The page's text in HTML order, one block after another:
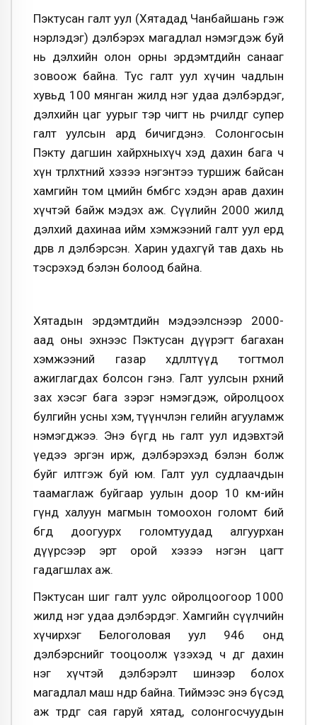
Пэктусан галт уул (Хятадад Чанбайшань гэж
нэрлэдэг) дэлбэрэх магадлал нэмэгдэж буй
нь дэлхийн олон орны эрдэмтдийн санааг
зовоож байна. Тус галт уул хүчин чадлын
хувьд 100 мянган жилд нэг удаа дэлбэрдэг,
дэлхийн цаг уурыг тэр чигт нь өөрчилдөг супер
галт уулсын ард бичигдэнэ. Солонгосын
Пэкту дагшин хайрхныхүч хэд дахин бага ч
хүн төрөлхтний хэзээ нэгэнтээ туршиж байсан
хамгийн том цөмийн бөмбөгөөс хэдэн арав дахин
хүчтэй байж мэдэх аж. Сүүлийн 2000 жилд
дэлхий дахинаа ийм хэмжээний галт уул ердөө
дөрөв л дэлбэрсэн. Харин удахгүй тав дахь нь
тэсрэхэд бэлэн болоод байна.
Хятадын эрдэмтдийн мэдээлснээр 2000-
аад оны эхнээс Пэктусан дүүрэгт багахан
хэмжээний газар хөдлөлтүүд тогтмол
ажиглагдах болсон гэнэ. Галт уулсын өрхний
зах хэсэг бага зэрэг нэмэгдэж, ойролцоох
булгийн усны хэм, түүнчлэн гелийн агууламж
нэмэгджээ. Энэ бүгд нь галт уул идэвхтэй
үедээ эргэн ирж, дэлбэрэхэд бэлэн болж
буйг илтгэж буй юм. Галт уул судлаачдын
таамаглаж буйгаар уулын доор 10 км-ийн
гүнд халуун магмын томоохон голомт бий
бөгөөд доогуурх голомтуудад алгуурхан
дүүрсээр эрт орой хэзээ нэгэн цагт
гадагшлах аж.
Пэктусан шиг галт уулс ойролцоогоор 1000
жилд нэг удаа дэлбэрдэг. Хамгийн сүүлчийн
хүчирхэг Белоголовая уул 946 онд
дэлбэрснийг тооцоолж үзэхэд ч өдгөө дахин
нэг хүчтэй дэлбэрэлт шинээр болох
магадлал маш өндөр байна. Тиймээс энэ бүсэд
аж төрдөг сая гаруй хятад, солонгосчуудын